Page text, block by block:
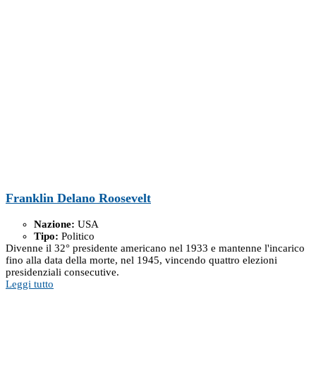
Franklin Delano Roosevelt
Nazione: USA
Tipo: Politico
Divenne il 32° presidente americano nel 1933 e mantenne l'incarico
fino alla data della morte, nel 1945, vincendo quattro elezioni
presidenziali consecutive.
Leggi tutto